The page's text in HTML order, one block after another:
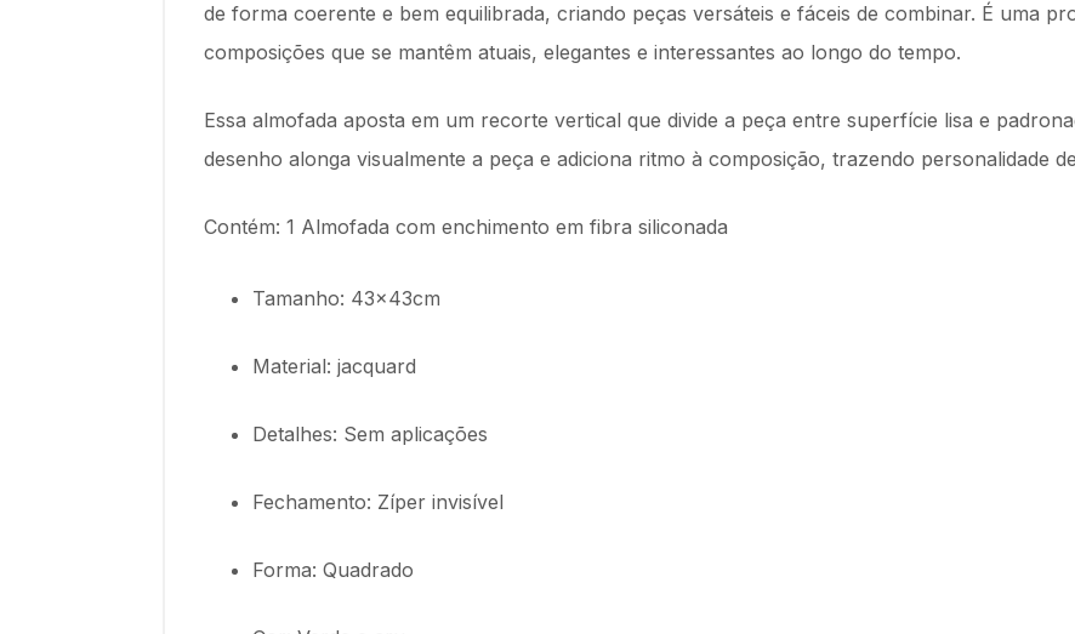
de forma coerente e bem equilibrada, criando peças versáteis e fáceis de combinar. É uma
composições que se mantêm atuais, elegantes e interessantes ao longo do tempo.
Essa almofada aposta em um recorte vertical que divide a peça entre superfície lisa e
desenho alonga visualmente a peça e adiciona ritmo à composição, trazendo personalidade
Contém: 1 Almofada com enchimento em fibra siliconada
Tamanho: 43x43cm
Material: jacquard
Detalhes: Sem aplicações
Fechamento: Zíper invisível
Forma: Quadrado